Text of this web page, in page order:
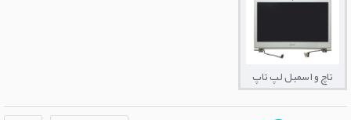
تاچ و اسمبل لپ تاپ